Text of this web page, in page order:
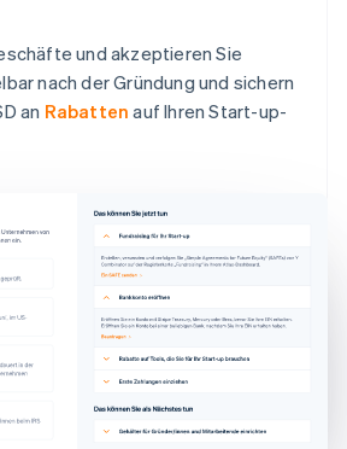
und akzeptieren Sie
nach der Gründung und sichern
an Rabatten auf Ihren Start-up-